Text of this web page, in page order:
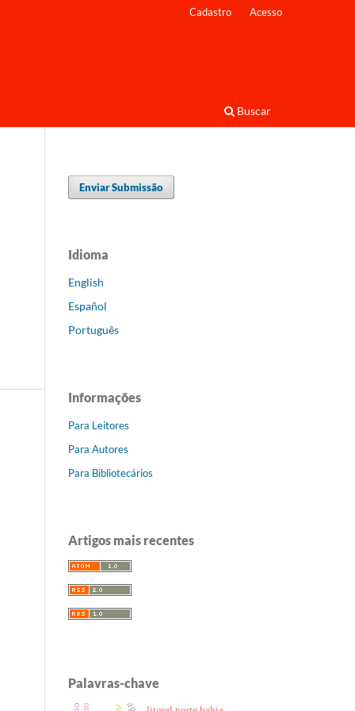
Buscar
Cadastro Acesso
Enviar Submissão
Idioma
English
Español
Português
Informações
Para Leitores
Para Autores
Para Bibliotecários
Artigos mais recentes
Palavras-chave